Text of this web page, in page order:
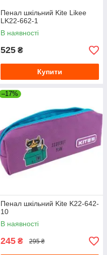
Пенал шкільний Kite Likee
LK22-662-1
В наявності
525 ₴
Купити
–17%
Пенал шкільний Kite K22-642-
10
В наявності
245 ₴ 295 ₴